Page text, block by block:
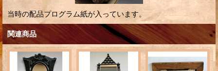
当時の配品プログラム紙が入っています。
関連商品